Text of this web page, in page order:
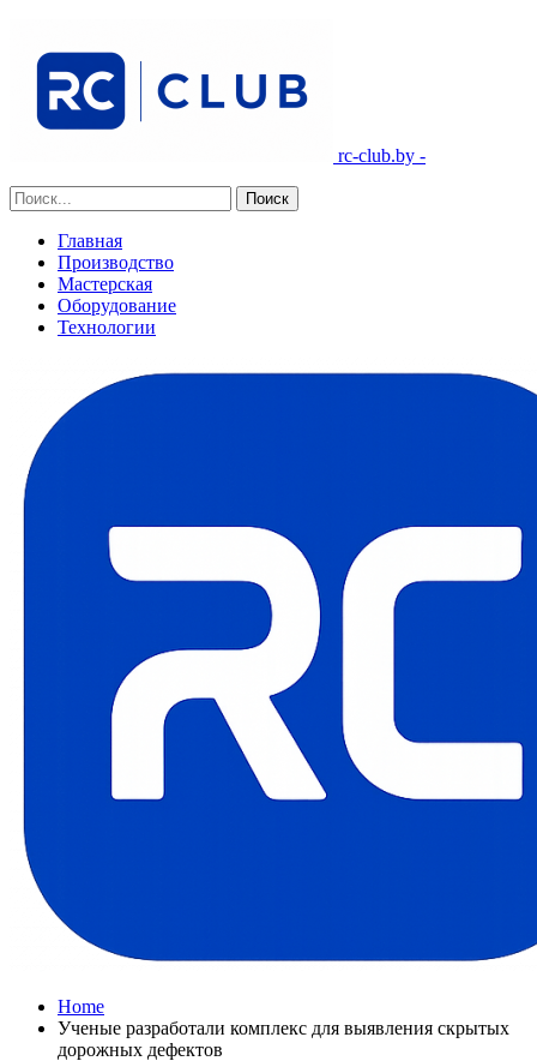
rc-club.by -
Главная
Производство
Мастерская
Оборудование
Технологии
Home
Ученые разработали комплекс для выявления скрытых
дорожных дефектов